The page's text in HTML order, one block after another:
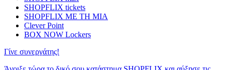
SHOPFLIX tickets
SHOPFLIX ΜΕ ΤΗ ΜΙΑ
Clever Point
BOX NOW Lockers
Γίνε συνεργάτης!